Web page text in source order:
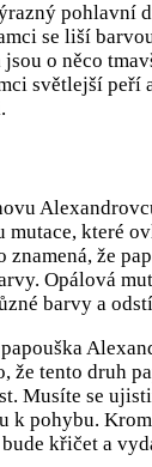
pohlavní
se liší
o něco
světlejší peří
mutace, které
že
Opálová
barvy a
že tento druh
Musíte se
k pohybu.
křičet a